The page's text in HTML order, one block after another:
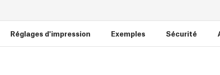
Réglages d'impression Exemples Sécurité